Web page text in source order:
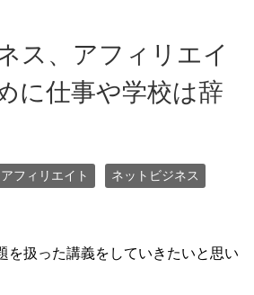
ス、アフィリエイ
に仕事や学校は辞
アフィリエイト ネットビジネス
を扱った講義をしていきたいと思い